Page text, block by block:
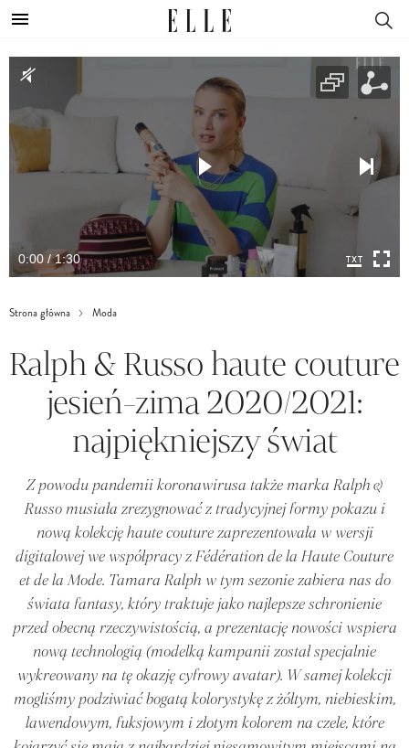
0:00 / 1:30
Strona główna Moda
Ralph & Russo haute couture
jesień-zima 2020/2021:
najpiękniejszy świat
Z powodu pandemii koronawirusa także marka Ralph &
Russo musiała zrezygnować z tradycyjnej formy pokazu i
nową kolekcję haute couture zaprezentowała w wersji
digitalowej we współpracy z Fédération de la Haute Couture
et de la Mode. Tamara Ralph w tym sezonie zabiera nas do
świata fantasy, który traktuje jako najlepsze schronienie
przed obecną rzeczywistością, a prezentację nowości wspiera
nową technologią (modelką kampanii został specjalnie
wykreowany na tę okazję cyfrowy avatar). W samej kolekcji
mogliśmy podziwiać bogatą kolorystykę z żółtym, niebieskim,
lawendowym, fuksjowym i złotym kolorem na czele, które